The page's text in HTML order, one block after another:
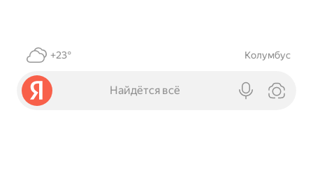
+23° Колумбус
Найдётся всё